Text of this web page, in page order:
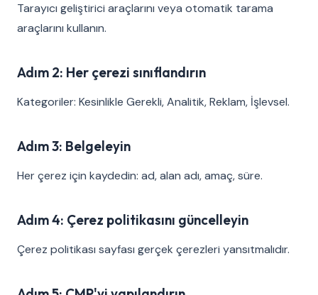
Tarayıcı geliştirici araçlarını veya otomatik tarama
araçlarını kullanın.
Adım 2: Her çerezi sınıflandırın
Kategoriler: Kesinlikle Gerekli, Analitik, Reklam, İşlevsel.
Adım 3: Belgeleyin
Her çerez için kaydedin: ad, alan adı, amaç, süre.
Adım 4: Çerez politikasını güncelleyin
Çerez politikası sayfası gerçek çerezleri yansıtmalıdır.